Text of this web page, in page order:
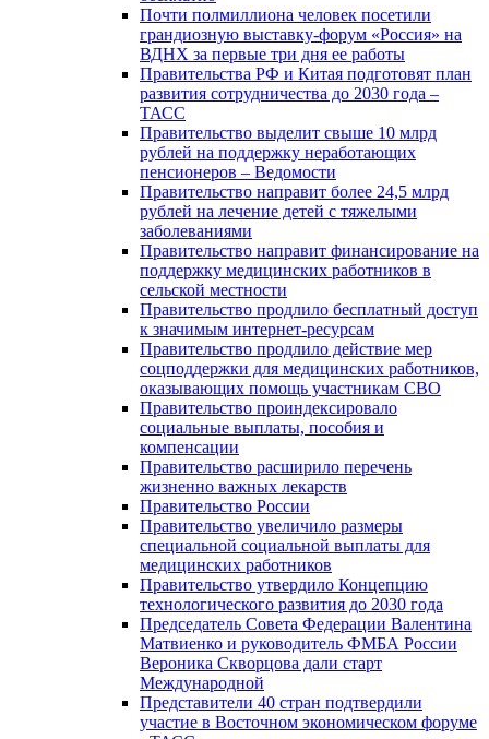
Почти полмиллиона человек посетили
грандиозную выставку-форум «Россия» на
ВДНХ за первые три дня ее работы
Правительства РФ и Китая подготовят план
развития сотрудничества до 2030 года –
ТАСС
Правительство выделит свыше 10 млрд
рублей на поддержку неработающих
пенсионеров – Ведомости
Правительство направит более 24,5 млрд
рублей на лечение детей с тяжелыми
заболеваниями
Правительство направит финансирование на
поддержку медицинских работников в
сельской местности
Правительство продлило бесплатный доступ
к значимым интернет-ресурсам
Правительство продлило действие мер
соцподдержки для медицинских работников,
оказывающих помощь участникам СВО
Правительство проиндексировало
социальные выплаты, пособия и
компенсации
Правительство расширило перечень
жизненно важных лекарств
Правительство России
Правительство увеличило размеры
специальной социальной выплаты для
медицинских работников
Правительство утвердило Концепцию
технологического развития до 2030 года
Председатель Совета Федерации Валентина
Матвиенко и руководитель ФМБА России
Вероника Скворцова дали старт
Международной
Представители 40 стран подтвердили
участие в Восточном экономическом форуме